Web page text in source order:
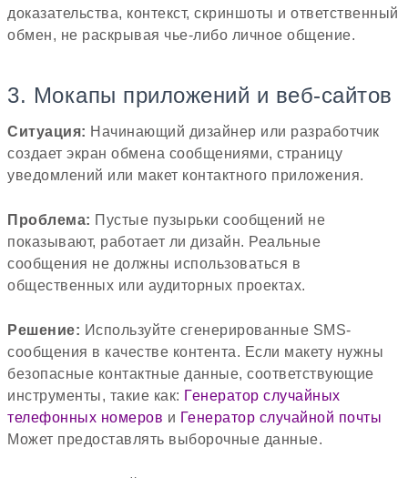
доказательства, контекст, скриншоты и ответственный
обмен, не раскрывая чье-либо личное общение.
3. Мокапы приложений и веб-сайтов
Ситуация: Начинающий дизайнер или разработчик
создает экран обмена сообщениями, страницу
уведомлений или макет контактного приложения.
Проблема: Пустые пузырьки сообщений не
показывают, работает ли дизайн. Реальные
сообщения не должны использоваться в
общественных или аудиторных проектах.
Решение: Используйте сгенерированные SMS-
сообщения в качестве контента. Если макету нужны
безопасные контактные данные, соответствующие
инструменты, такие как: Генератор случайных
телефонных номеров и Генератор случайной почты
Может предоставлять выборочные данные.